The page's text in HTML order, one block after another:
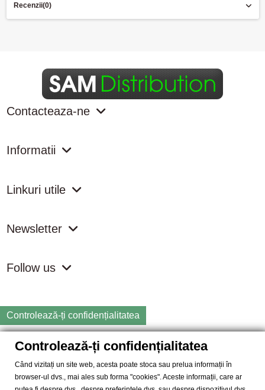
Recenzii(0)
Contacteaza-ne
Informatii
Linkuri utile
Newsletter
Follow us
Controlează-ți confidențialitatea
Copyright
2026 samdistribution.ro - Magazin online cu Produse
Naturiste & BIO
SAM DISTRIBUTION S.R.L.- Cod fiscal: RO14935035, Registrul
Controlează-ți confidențialitatea
Când vizitați un site web, acesta poate stoca sau prelua informații în
browser-ul dvs., mai ales sub forma "cookies". Aceste informații, care ar